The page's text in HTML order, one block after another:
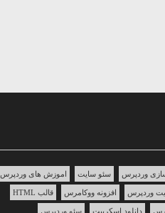
سازی وردپرس سئو سایت اموزش های وردپرس
وردپرس افزونه ووکامرس قالب HTML
دانلود اسکریپت سئو وردپرس